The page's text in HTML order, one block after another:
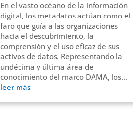
En el vasto océano de la información
digital, los metadatos actúan como el
faro que guía a las organizaciones
hacia el descubrimiento, la
comprensión y el uso eficaz de sus
activos de datos. Representando la
undécima y última área de
conocimiento del marco DAMA, los...
leer más